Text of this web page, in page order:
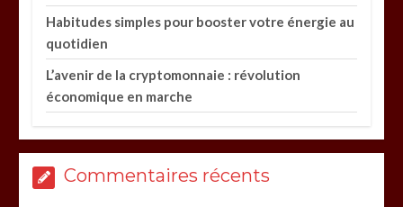
Habitudes simples pour booster votre énergie au
quotidien
L’avenir de la cryptomonnaie : révolution
économique en marche
Commentaires récents